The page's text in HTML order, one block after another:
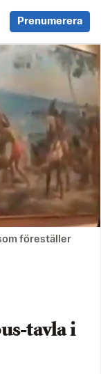
Prenumerera
föreställer
tavla i